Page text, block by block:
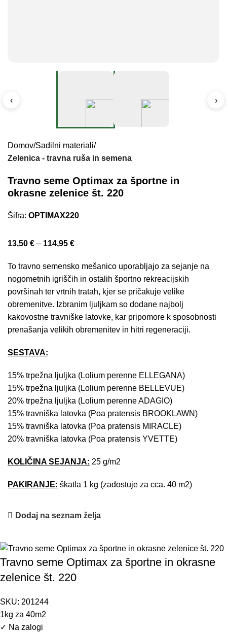
‹ ›
Domov Sadilni materiali
Zelenica - travna ruša in semena
Travno seme Optimax za športne in
okrasne zelenice št. 220
Šifra: OPTIMAX220
13,50 € – 114,95 €
To travno semensko mešanico uporabljajo za sejanje na
nogometnih igriščih in ostalih športno rekreacijskih
površinah ter vrtnih tratah, kjer se pričakuje velike
obremenitve. Izbranim ljuljkam so dodane najbolj
kakovostne travniške latovke, kar pripomore k sposobnosti
prenašanja velikih obremenitev in hitri regeneraciji.
SESTAVA:
15% trpežna ljuljka (Lolium perenne ELLEGANA)
15% trpežna ljuljka (Lolium perenne BELLEVUE)
20% trpežna ljuljka (Lolium perenne ADAGIO)
15% travniška latovka (Poa pratensis BROOKLAWN)
15% travniška latovka (Poa pratensis MIRACLE)
20% travniška latovka (Poa pratensis YVETTE)
KOLIČINA SEJANJA: 25 g/m2
PAKIRANJE: škatla 1 kg (zadostuje za cca. 40 m2)
Dodaj na seznam želja
Travno seme Optimax za športne in okrasne
zelenice št. 220
SKU: 201244
1kg za 40m2
✓ Na zalogi